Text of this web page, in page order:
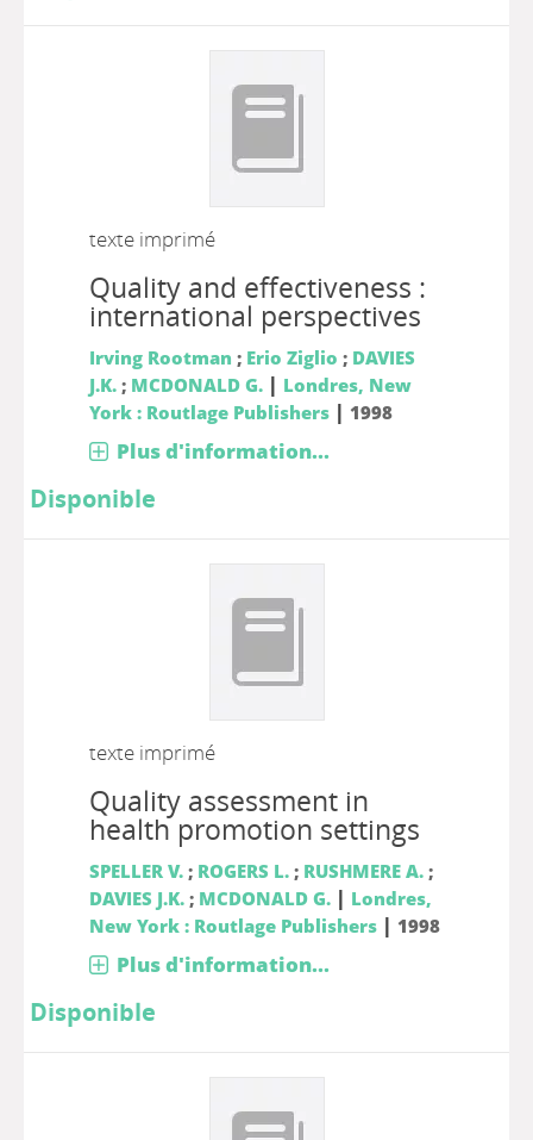
texte imprimé
Quality and effectiveness :
international perspectives
Irving Rootman ; Erio Ziglio ; DAVIES
J.K.; MCDONALD G. | Londres, New
York : Routlage Publishers| 1998
Plus d'information...
Disponible
texte imprimé
Quality assessment in
health promotion settings
SPELLER V.; ROGERS L.; RUSHMERE A.;
DAVIES J.K.; MCDONALD G. | Londres,
New York : Routlage Publishers| 1998
Plus d'information...
Disponible